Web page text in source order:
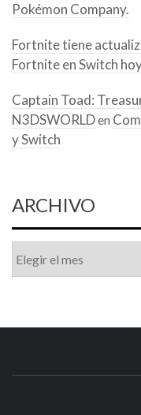
Pokémon Company.
Fortnite tiene
Fortnite en Switch
Captain Toad:
N3DSWORLDen
y Switch
ARCHIVO